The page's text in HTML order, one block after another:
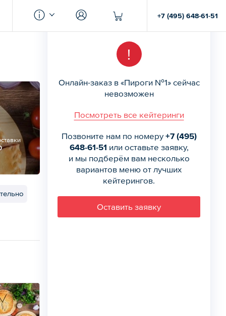
+7 (495) 648-61-51
!
Онлайн-заказ в «Пироги №1» сейчас
невозможен
Посмотреть все кейтеринги
Позвоните нам по номеру +7 (495)
648-61-51 или оставьте заявку,
и мы подберём вам несколько
вариантов меню от лучших
кейтерингов.
Оставить заявку